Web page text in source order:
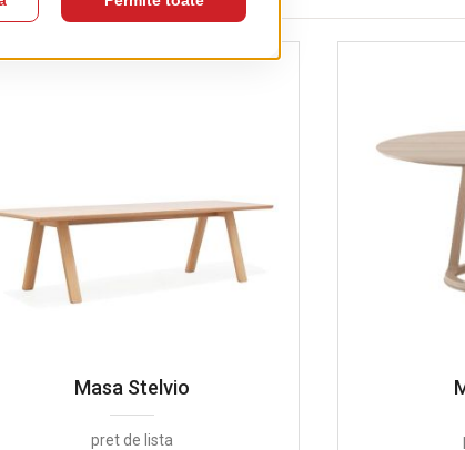
Masa Stelvio
pret de lista